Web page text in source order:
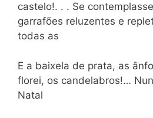
castelo!. . . Se
garrafões reluzentes e
todas as
E a baixela de prata, as
florei, os candelabros!…
Natal